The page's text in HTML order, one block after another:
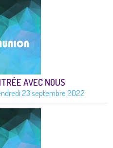
AVEC NOUS
23 septembre 2022